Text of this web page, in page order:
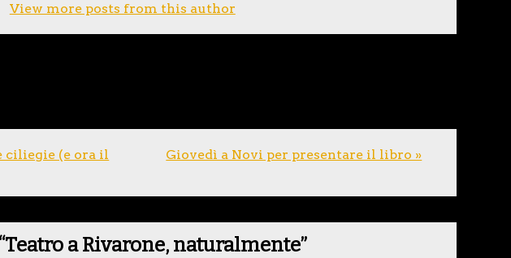
View more posts from this author
ciliegie (e ora il
Giovedì a Novi per presentare il libro »
Teatro a Rivarone, naturalmente”